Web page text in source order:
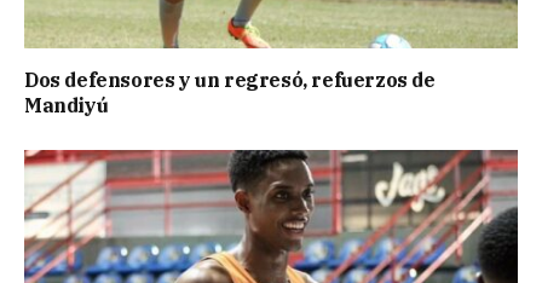
Dos defensores y un regresó, refuerzos de
Mandiyú